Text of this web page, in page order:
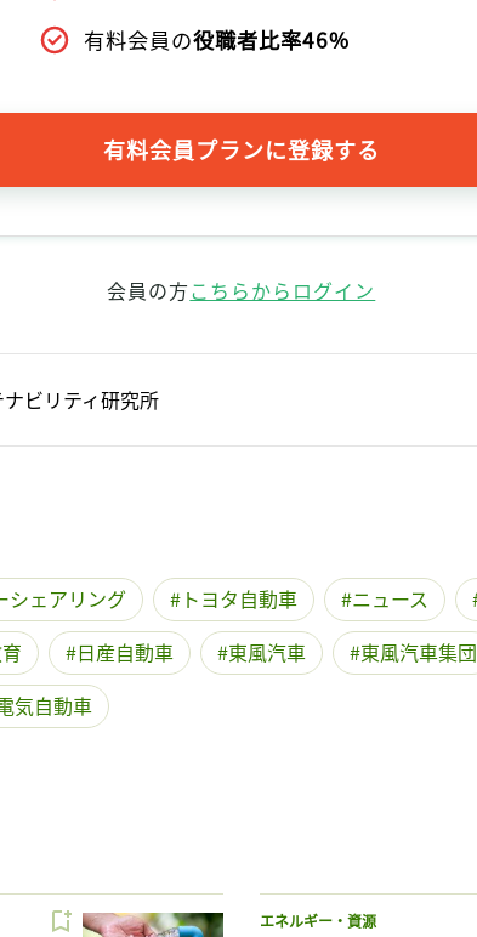
有料会員の役職者比率46%
有料会員プランに登録する
会員の方こちらからログイン
ビリティ研究所
シェアリング トヨタ自動車 ニュース
日産自動車 東風汽車 東風汽車集団
気自動車
エネルギー・資源